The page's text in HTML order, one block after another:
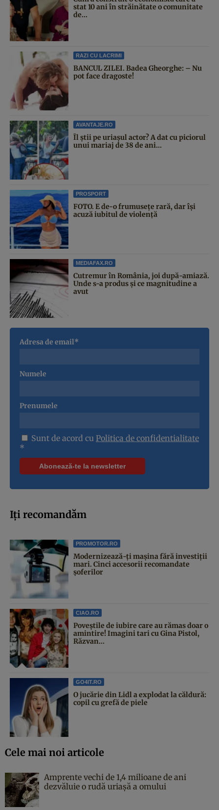
stat 10 ani în străinătate o comunitate
de...
RAZI CU LACRIMI
BANCUL ZILEI. Badea Gheorghe: – Nu
pot face dragoste!
AVANTAJE.RO
Îl știi pe uriașul actor? A dat cu piciorul
unui mariaj de 38 de ani...
PROSPORT
FOTO. E de-o frumusețe rară, dar își
acuză iubitul de violență
MEDIAFAX.RO
Cutremur în România, joi după-amiază.
Unde s-a produs și ce magnitudine a
avut
Adresa de email*
Numele
Prenumele
Sunt de acord cu Politica de confidentialitate
*
Iți recomandăm
PROMOTOR.RO
Modernizează-ți mașina fără investiții
mari. Cinci accesorii recomandate
șoferilor
CIAO.RO
Poveştile de iubire care au rămas doar o
amintire! Imagini tari cu Gina Pistol,
Răzvan...
GO4IT.RO
O jucărie din Lidl a explodat la căldură:
copil cu grefă de piele
Cele mai noi articole
Amprente vechi de 1,4 milioane de ani
dezvăluie o rudă uriașă a omului